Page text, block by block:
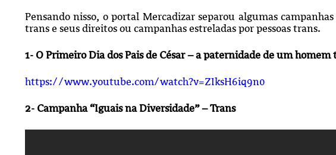
Pensando nisso, o portal Mercadizar separou algumas
trans e seus direitos ou campanhas estreladas por pessoas trans.
1- O Primeiro Dia dos Pais de César – a paternidade de um
https://www.youtube.com/watch?v=ZIksH6iq9n0
2- Campanha “Iguais na Diversidade” – Trans